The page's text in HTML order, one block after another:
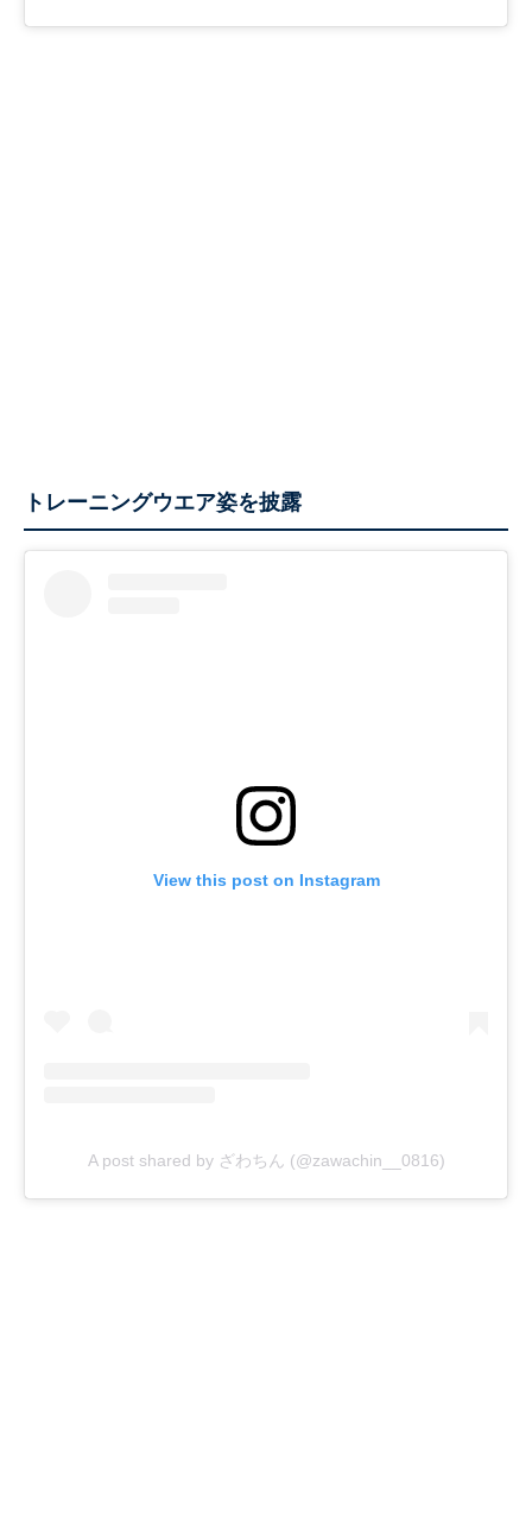
トレーニングウエア姿を披露
View this post on Instagram
A post shared by ざわちん (@zawachin__0816)